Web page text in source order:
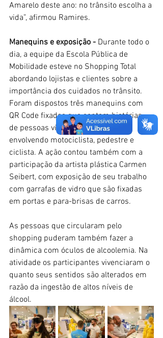
Amarelo deste ano: no trânsito escolha a
vida”, afirmou Ramires.
Manequins e exposição - Durante todo o
dia, a equipe da Escola Pública de
Mobilidade esteve no Shopping Total
abordando lojistas e clientes sobre a
importância dos cuidados no trânsito.
Foram dispostos três manequins com
QR Code fixados que contam histórias
de pessoas vítimas de acidentes
envolvendo motociclista, pedestre e
ciclista. A ação contou também com a
participação da artista plástica Carmen
Seibert, com exposição de seu trabalho
com garrafas de vidro que são fixadas
em portas e para-brisas de carros.
As pessoas que circularam pelo
shopping puderam também fazer a
dinâmica com óculos de alcoolemia. Na
atividade os participantes vivenciaram o
quanto seus sentidos são alterados em
razão da ingestão de altos níveis de
álcool.